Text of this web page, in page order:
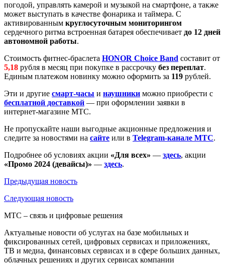
погодой, управлять камерой и музыкой на смартфоне, а также
может выступать в качестве фонарика и таймера. С
активированным круглосуточным мониторингом
сердечного ритма встроенная батарея обеспечивает до 12 дней
автономной работы.
Стоимость фитнес-браслета HONOR Choice Band составит от
5,18 рубля в месяц при покупке в рассрочку без переплат.
Единым платежом новинку можно оформить за 119 рублей.
Эти и другие смарт-часы и наушники можно приобрести с
бесплатной доставкой — при оформлении заявки в
интернет-магазине МТС.
Не пропускайте наши выгодные акционные предложения и
следите за новостями на сайте или в Telegram-канале МТС.
Подробнее об условиях акции «Для всех» — здесь, акции
«Промо 2024 (девайсы)» — здесь.
Предыдущая новость
Следующая новость
МТС – связь и цифровые решения
Актуальные новости об услугах на базе мобильных и
фиксированных сетей, цифровых сервисах и приложениях,
ТВ и медиа, финансовых сервисах и в сфере больших данных,
облачных решениях и других сервисах компании